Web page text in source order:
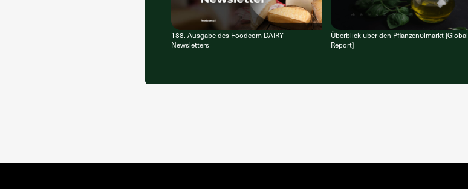
188. Ausgabe des Foodcom DAIRY
Newsletters
Überblick über den Pflanzenölmarkt [Global
Report]